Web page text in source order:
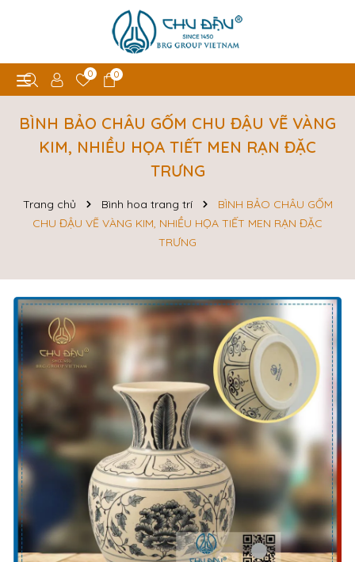
0 0
BÌNH BẢO CHÂU GỐM CHU ĐẬU VẼ VÀNG
KIM, NHIỀU HỌA TIẾT MEN RẠN ĐẶC
TRƯNG
Trang chủ Bình hoa trang trí
BÌNH BẢO CHÂU GỐM
CHU ĐẬU VẼ VÀNG KIM, NHIỀU HỌA TIẾT MEN RẠN ĐẶC
TRƯNG